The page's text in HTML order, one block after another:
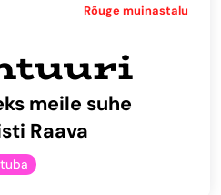
Rõuge muinastalu
meile suhe
Raava